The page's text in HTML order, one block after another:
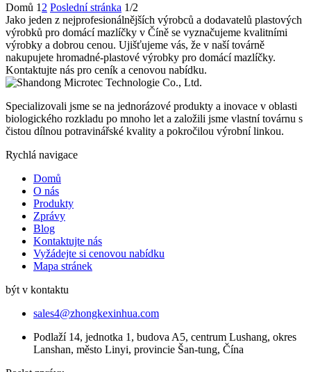
Domů 1 2 Poslední stránka 1/2
Jako jeden z nejprofesionálnějších výrobců a dodavatelů plastových
výrobků pro domácí mazlíčky v Číně se vyznačujeme kvalitními
výrobky a dobrou cenou. Ujišťujeme vás, že v naší továrně
nakupujete hromadné-plastové výrobky pro domácí mazlíčky.
Kontaktujte nás pro ceník a cenovou nabídku.
Specializovali jsme se na jednorázové produkty a inovace v oblasti
biologického rozkladu po mnoho let a založili jsme vlastní továrnu s
čistou dílnou potravinářské kvality a pokročilou výrobní linkou.
Rychlá navigace
Domů
O nás
Produkty
Zprávy
Blog
Kontaktujte nás
Vyžádejte si cenovou nabídku
Mapa stránek
být v kontaktu
sales4@zhongkexinhua.com
Podlaží 14, jednotka 1, budova A5, centrum Lushang, okres
Lanshan, město Linyi, provincie Šan-tung, Čína